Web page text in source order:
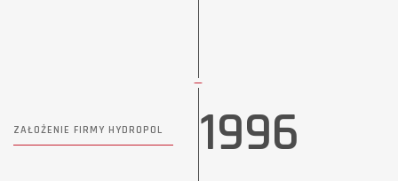
1996
ZAŁOŻENIE FIRMY HYDROPOL